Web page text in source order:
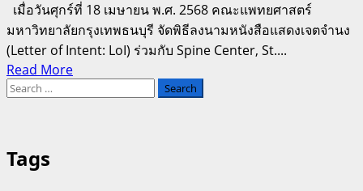
เมื่อวันศุกร์ที่ 18 เมษายน พ.ศ. 2568 คณะแพทยศาสตร์
มหาวิทยาลัยกรุงเทพธนบุรี จัดพิธีลงนามหนังสือแสดงเจตจำนง
(Letter of Intent: LoI) ร่วมกับ Spine Center, St....
Read MoreRead
Search
Tags